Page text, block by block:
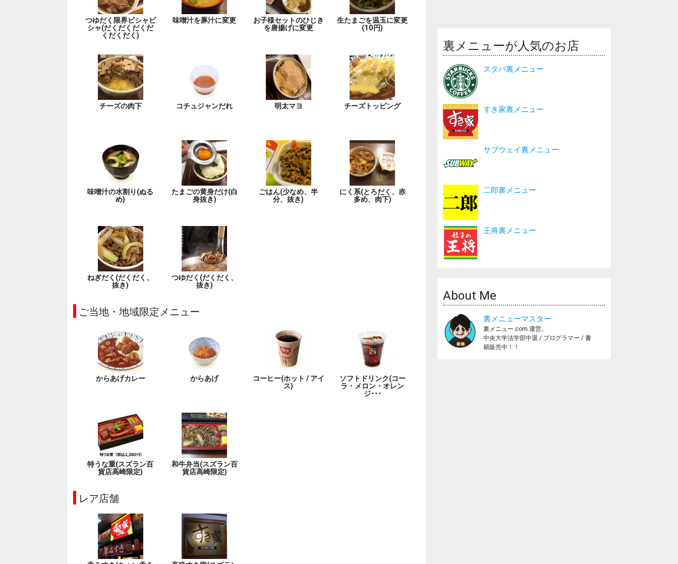
つゆだく限界ビシャビ
シャ(だくだくだくだ
くだくだく)
味噌汁を豚汁に変更
お子様セットのひじき
を唐揚げに変更
生たまごを温玉に変更
(10円)
チーズの肉下 コチュジャンだれ 明太マヨ チーズトッピング
味噌汁の水割り(ぬる
め)
たまごの黄身だけ(白
身抜き)
ごはん(少なめ、半
分、抜き)
にく系(とろだく、赤
多め、肉下)
ねぎだく(だくだく、
抜き)
つゆだく(だくだく、
抜き)
ご当地・地域限定メニュー
からあげカレー からあげ
コーヒー(ホット / アイ
ス)
ソフトドリンク(コー
ラ・メロン・オレン
ジ･･･
特うな重(スズラン百
貨店高崎限定)
和牛弁当(スズラン百
貨店高崎限定)
レア店舗
裏メニューが人気のお店
スタバ裏メニュー
すき家裏メニュー
サブウェイ裏メニュー
二郎裏メニュー
王将裏メニュー
About Me
裏メニューマスター
裏メニュー.com 運営。
中央大学法学部中退 / プログラマー / 書
籍販売中！！